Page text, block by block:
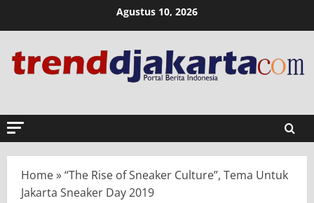
Agustus 10, 2026
Home»“The Rise of Sneaker Culture”, Tema Untuk
Jakarta Sneaker Day 2019